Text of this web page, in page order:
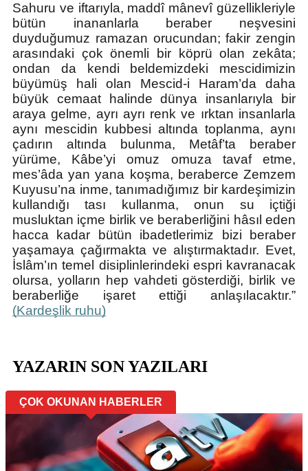
Sahuru ve iftarıyla, maddî mânevî güzellikleriyle
bütün inananlarla beraber neşvesini
duyduğumuz ramazan orucundan; fakir zengin
arasındaki çok önemli bir köprü olan zekâta;
ondan da kendi beldemizdeki mescidimizin
büyümüş hali olan Mescid-i Haram’da daha
büyük cemaat halinde dünya insanlarıyla bir
araya gelme, ayrı ayrı renk ve ırktan insanlarla
aynı mescidin kubbesi altında toplanma, aynı
çadırın altında bulunma, Metâf’ta beraber
yürüme, Kâbe’yi omuz omuza tavaf etme,
mes’âda yan yana koşma, beraberce Zemzem
Kuyusu’na inme, tanımadığımız bir kardeşimizin
kullandığı tası kullanma, onun su içtiği
musluktan içme birlik ve beraberliğini hâsıl eden
hacca kadar bütün ibadetlerimiz bizi beraber
yaşamaya çağırmakta ve alıştırmaktadır. Evet,
İslâm’ın temel disiplinlerindeki espri kavranacak
olursa, yolların hep vahdeti gösterdiği, birlik ve
beraberliğe işaret ettiği anlaşılacaktır.”
(Kardeşlik ruhu)
YAZARIN SON YAZILARI
ÇOK OKUNAN HABERLER